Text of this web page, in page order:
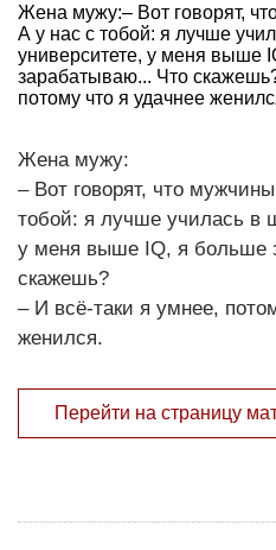
Жена мужу:– Вот говорят,
А у нас с тобой: я лучше
университете, у меня выше
зарабатываю... Что
потому что я удачнее
Жена мужу:
– Вот говорят, что
тобой: я лучше училась в
у меня выше IQ, я больше
скажешь?
– И всё-таки я умнее,
женился.
Перейти на страницу